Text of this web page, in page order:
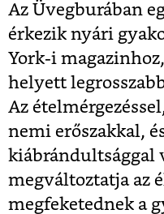
Az Üvegburában
érkezik nyári
York-i
helyett
Az
nemi erőszakkal,
kiábrándultsággal
megváltoztatja az
megfeketednek a